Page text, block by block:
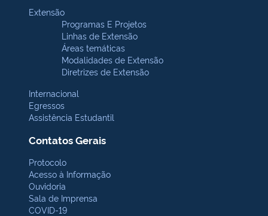
Extensão
Programas E Projetos
Linhas de Extensão
Áreas temáticas
Modalidades de Extensão
Diretrizes de Extensão
Internacional
Egressos
Assistência Estudantil
Contatos Gerais
Protocolo
Acesso à Informação
Ouvidoria
Sala de Imprensa
COVID-19